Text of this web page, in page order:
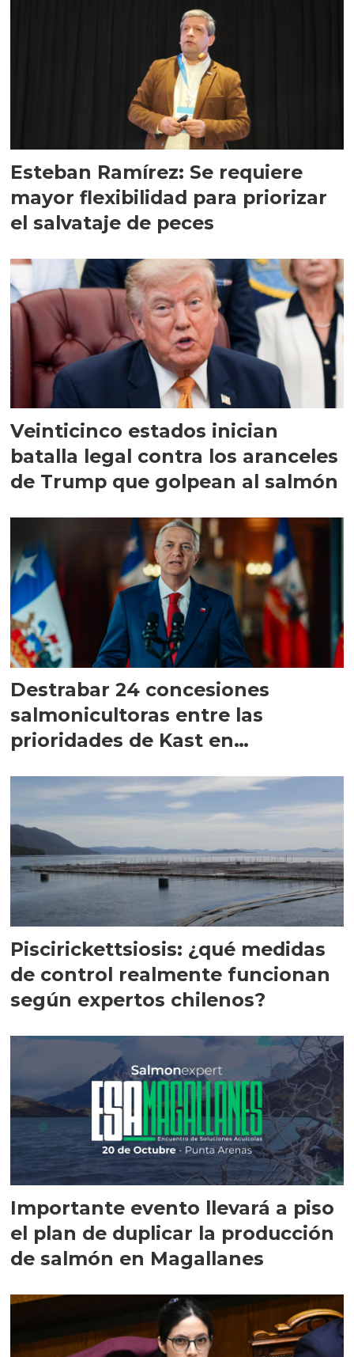
Esteban Ramírez: Se requiere
mayor flexibilidad para priorizar
el salvataje de peces
Veinticinco estados inician
batalla legal contra los aranceles
de Trump que golpean al salmón
Destrabar 24 concesiones
salmonicultoras entre las
prioridades de Kast en
Piscirickettsiosis: ¿qué medidas
de control realmente funcionan
según expertos chilenos?
Importante evento llevará a piso
el plan de duplicar la producción
de salmón en Magallanes